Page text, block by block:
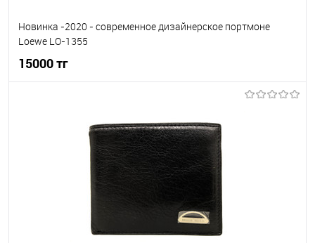
Новинка -2020 - современное дизайнерское портмоне
Loewe LO-1355
15000 тг
В наличии